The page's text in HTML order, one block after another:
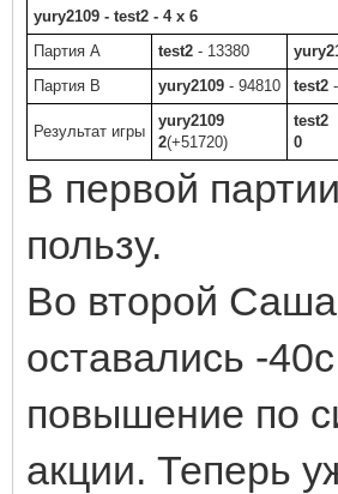
yury2109 - test2 - 4 x 6
Партия A
test2 - 13380
Партия B
yury2109 - 94810 test2
Результат игры
yury2109
2(+51720)
test2
0
В первой
пользу.
Во второй
оставались -
повышение по
акции. Теперь